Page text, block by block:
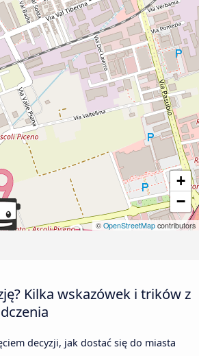
+
−
© OpenStreetMap contributors
Kilka wskazówek i trików z
decyzji, jak dostać się do miasta